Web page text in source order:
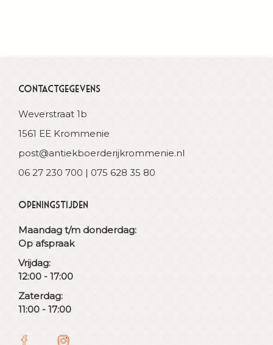
Contactgegevens
Weverstraat 1b
1561 EE Krommenie
post@antiekboerderijkrommenie.nl
06 27 230 700 | 075 628 35 80
Openingstijden
Maandag t/m donderdag:
Op afspraak
Vrijdag:
12:00 - 17:00
Zaterdag:
11:00 - 17:00